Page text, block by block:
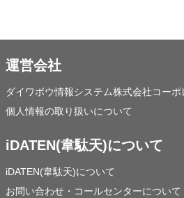
運営会社
ダイワボウ情報システム株式会社コーポ
個人情報の取り扱いについて
iDATEN(韋駄天)について
iDATEN(韋駄天)について
お問い合わせ・コールセンターについて